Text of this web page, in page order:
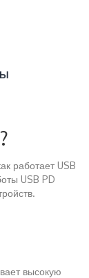
работает USB
USB PD
высокую